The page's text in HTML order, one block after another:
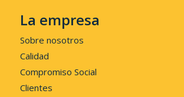
La empresa
Sobre nosotros
Calidad
Compromiso Social
Clientes